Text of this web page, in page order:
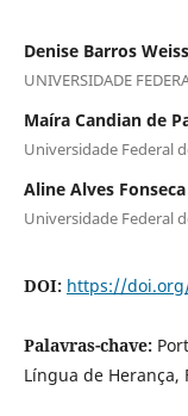
Denise Barros Weiss
UNIVERSIDADE
Maíra Candian de
Universidade Federal
Aline Alves Fonseca
Universidade Federal
DOI: https://doi.org/
Palavras-chave:
Língua de Herança,